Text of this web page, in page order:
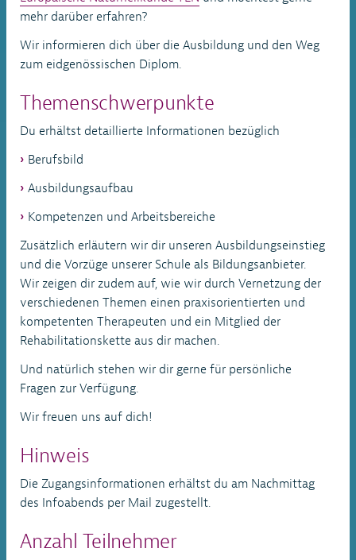
mehr darüber erfahren?
Wir informieren dich über die Ausbildung und den Weg
zum eidgenössischen Diplom.
Themenschwerpunkte
Du erhältst detaillierte Informationen bezüglich
Berufsbild
Ausbildungsaufbau
Kompetenzen und Arbeitsbereiche
Zusätzlich erläutern wir dir unseren Ausbildungseinstieg
und die Vorzüge unserer Schule als Bildungsanbieter.
Wir zeigen dir zudem auf, wie wir durch Vernetzung der
verschiedenen Themen einen praxisorientierten und
kompetenten Therapeuten und ein Mitglied der
Rehabilitationskette aus dir machen.
Und natürlich stehen wir dir gerne für persönliche
Fragen zur Verfügung.
Wir freuen uns auf dich!
Hinweis
Die Zugangsinformationen erhältst du am Nachmittag
des Infoabends per Mail zugestellt.
Anzahl Teilnehmer